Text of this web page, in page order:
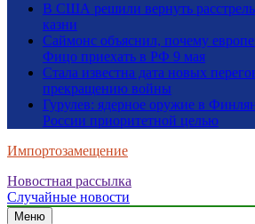
В США решили вернуть расстрелы
казни
Саймонс объяснил, почему
Фицо приехать в РФ 9 мая
Стала известна дата новых
прекращению войны
Гурулев: ядерное оружие в
России приоритетной целью
Импортозамещение
Новостная рассылка
Случайные новости
Меню